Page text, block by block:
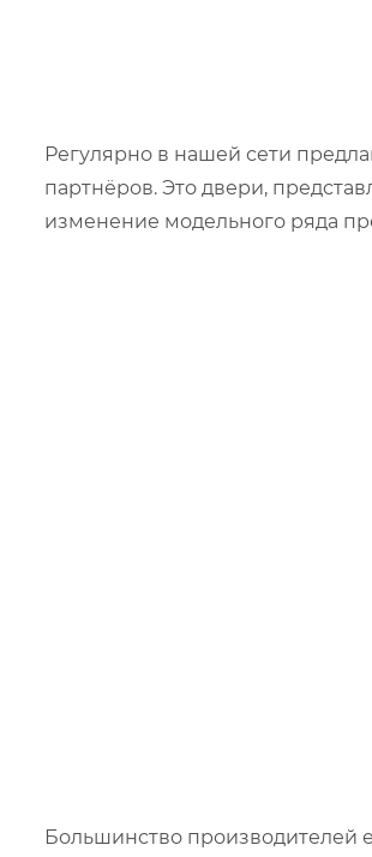
Регулярно в нашей сети
партнёров. Это двери,
изменение модельного ряда
Большинство производителей